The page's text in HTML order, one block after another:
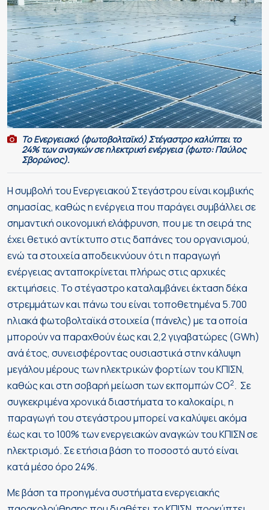
Το Ενεργειακό (φωτοβολταϊκό) Στέγαστρο καλύπτει το
24% των αναγκών σε ηλεκτρική ενέργεια (φωτο: Παύλος
Σβορώνος).
Η συμβολή του Ενεργειακού Στεγάστρου είναι κομβικής
σημασίας, καθώς η ενέργεια που παράγει συμβάλλει σε
σημαντική οικονομική ελάφρυνση, που με τη σειρά της
έχει θετικό αντίκτυπο στις δαπάνες του οργανισμού,
ενώ τα στοιχεία αποδεικνύουν ότι η παραγωγή
ενέργειας ανταποκρίνεται πλήρως στις αρχικές
εκτιμήσεις. Το στέγαστρο καταλαμβάνει έκταση δέκα
στρεμμάτων και πάνω του είναι τοποθετημένα 5.700
ηλιακά φωτοβολταϊκά στοιχεία (πάνελς) με τα οποία
μπορούν να παραχθούν έως και 2,2 γιγαβατώρες (GWh)
ανά έτος, συνεισφέροντας ουσιαστικά στην κάλυψη
μεγάλου μέρους των ηλεκτρικών φορτίων του ΚΠΙΣΝ,
καθώς και στη σοβαρή μείωση των εκπομπών CO2. Σε
συγκεκριμένα χρονικά διαστήματα το καλοκαίρι, η
παραγωγή του στεγάστρου μπορεί να καλύψει ακόμα
έως και το 100% των ενεργειακών αναγκών του ΚΠΙΣΝ σε
ηλεκτρισμό. Σε ετήσια βάση το ποσοστό αυτό είναι
κατά μέσο όρο 24%.
Με βάση τα προηγμένα συστήματα ενεργειακής